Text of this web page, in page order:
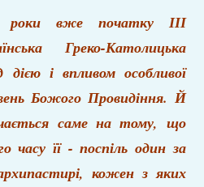
вже початку ІІІ
Греко-Католицька
дією і впливом особливої
Божого Провидіння. Й
саме на тому, що
часу її - поспіль один за
кожен з яких